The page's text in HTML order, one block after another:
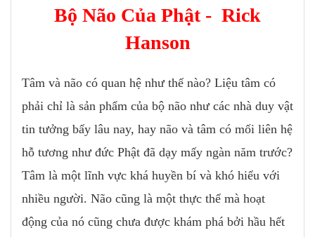
Bộ Não Của Phật - Rick
Hanson
Tâm và não có quan hệ như thế nào? Liệu tâm có
phải chỉ là sản phẩm của bộ não như các nhà duy vật
tin tưởng bấy lâu nay, hay não và tâm có mối liên hệ
hỗ tương như đức Phật đã dạy mấy ngàn năm trước?
Tâm là một lĩnh vực khá huyền bí và khó hiểu với
nhiều người. Não cũng là một thực thể mà hoạt
động của nó cũng chưa được khám phá bởi hầu hết